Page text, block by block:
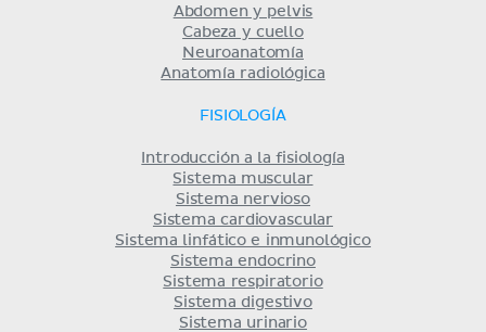
Abdomen y pelvis
Cabeza y cuello
Neuroanatomía
Anatomía radiológica
FISIOLOGÍA
Introducción a la fisiología
Sistema muscular
Sistema nervioso
Sistema cardiovascular
Sistema linfático e inmunológico
Sistema endocrino
Sistema respiratorio
Sistema digestivo
Sistema urinario